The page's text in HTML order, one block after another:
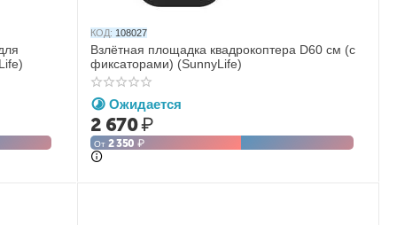
КОД: 108027
Взлётная площадка квадрокоптера D60 см (с
фиксаторами) (SunnyLife)
Ожидается
2 670₽
От 2 350 ₽